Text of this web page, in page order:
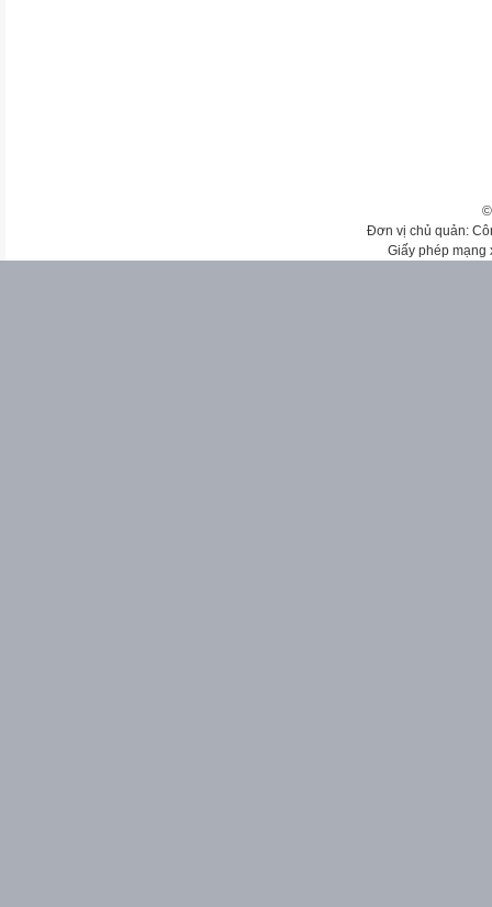
Đơn vị chủ quản:
Giấy phép mạng